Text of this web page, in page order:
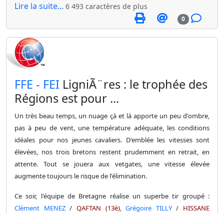
Lire la suite... 6 493 caractères de plus
0
​FFE - FEI LigniÃ¨res : le trophée des
Régions est pour ...
Un très beau temps, un nuage çà et là apporte un peu d'ombre,
pas à peu de vent, une température adéquate, les conditions
idéales pour nos jeunes cavaliers. D'emblée les vitesses sont
élevées, nos trois bretons restent prudemment en retrait, en
attente. Tout se jouera aux vetgates, une vitesse élevée
augmente toujours le risque de l'élimination.
Ce soir, l'équipe de Bretagne réalise un superbe tir groupé :
Clément MENEZ/ QAFTAN (13è),Grégoire TILLY/ HISSANE